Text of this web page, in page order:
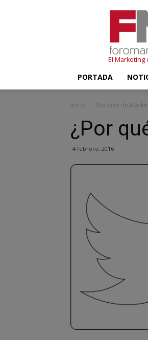
El Marketing
PORTADA
Inicio Noticias de
¿Por
4 febrero, 2016